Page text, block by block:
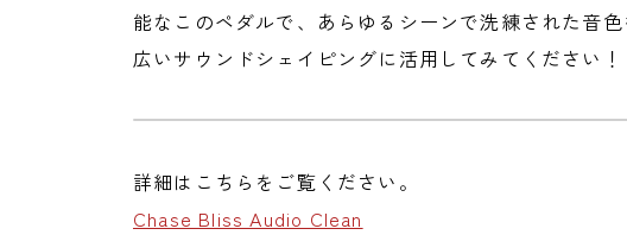
能なこのペダルで、あらゆるシーンで洗練された音
広いサウンドシェイピングに活用してみてください！
詳細はこちらをご覧ください。
Chase Bliss Audio Clean